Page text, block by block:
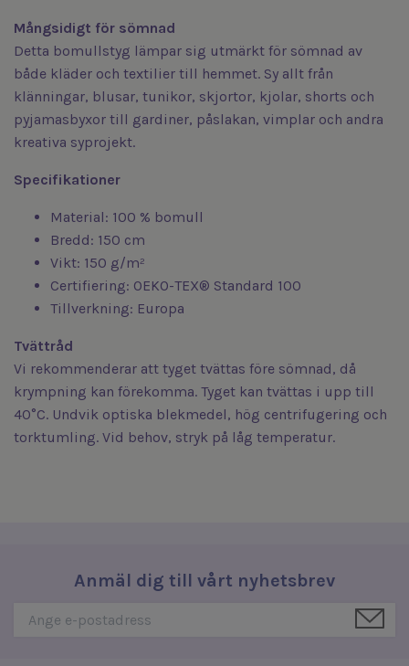
Mångsidigt för sömnad
Detta bomullstyg lämpar sig utmärkt för sömnad av
både kläder och textilier till hemmet. Sy allt från
klänningar, blusar, tunikor, skjortor, kjolar, shorts och
pyjamasbyxor till gardiner, påslakan, vimplar och andra
kreativa syprojekt.
Specifikationer
Material: 100 % bomull
Bredd: 150 cm
Vikt: 150 g/m²
Certifiering: OEKO-TEX® Standard 100
Tillverkning: Europa
Tvättråd
Vi rekommenderar att tyget tvättas före sömnad, då
krympning kan förekomma. Tyget kan tvättas i upp till
40°C. Undvik optiska blekmedel, hög centrifugering och
torktumling. Vid behov, stryk på låg temperatur.
Anmäl dig till vårt nyhetsbrev